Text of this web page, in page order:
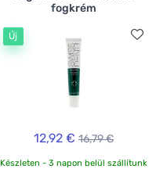
fogkrém
Új
12,92 € 16,79 €
Készleten - 3 napon belül szállítunk